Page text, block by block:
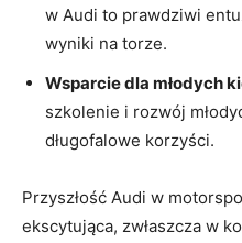
w Audi to prawdziwi
wyniki na torze.
Wsparcie dla młodych
szkolenie i rozwój
długofalowe korzyści.
Przyszłość Audi w
ekscytująca, zwłaszcza w